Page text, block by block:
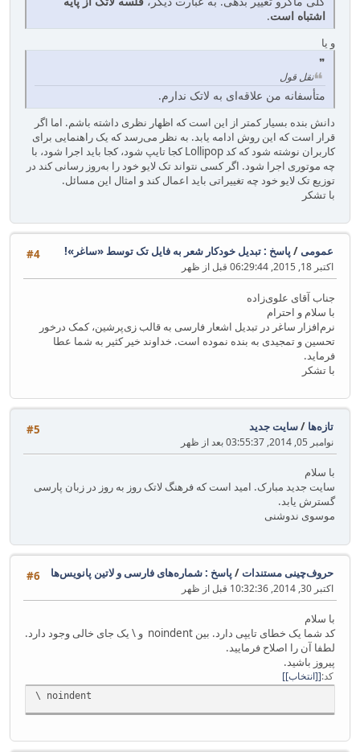
اشتباه است.
و یا
نقل قول
متأسفانه من علاقه‌ای به لاتک ندارم.
دانش بنده بسیار کمتر از این است که اظهار نظری داشته باشم. اما اگر
قرار است که این روش ادامه یابد. به نظر می‌رسد که یک راهنمایی برای
کاربران نوشته شود که کد Lollipop کجا تایپ شود، کجا باید اجرا شود، با
چه موتوری اجرا شود. اگر کسی نتواند تک لایو خود را به‌روز رسانی کند در
توزیع تک لایو خود چه تغییراتی باید اعمال کند و امثال این مسائل.
با تشکر
#4 عمومی/ پاسخ : تبدیل خودکار شعر به فایل تک توسط ‎«ساغر»!‏
اکتبر 18, 2015, 06:29:44 قبل از ظهر
جناب آقای علوی‌زاده
با سلام و احترام
نرم‌افزار ساغر در تبدیل اشعار فارسی به قالب زی‌پرشین، کمک درخور
تحسین و تمجیدی به بنده نموده است. خداوند خیر کثیر به شما عطا
فرماید.
با تشکر
#5 تازه‌ها /سایت جدید
نوامبر 05, 2014, 03:55:37 بعد از ظهر
با سلام
سایت جدید مبارک. امید است که فرهنگ لاتک روز به روز در زبان پارسی
گسترش یابد.
موسوی ندوشنی
#6 حروف‌چینی مستندات/ پاسخ : شماره‌های فارسی و لاتین پانویس‌ها
اکتبر 30, 2014, 10:32:36 قبل از ظهر
با سلام
کد شما یک خطای تایپی دارد. بین noindent و \ یک جای خالی وجود دارد.
لطفا آن را اصلاح فرمایید.
پیروز باشید.
کد [انتخاب]
\ noindent